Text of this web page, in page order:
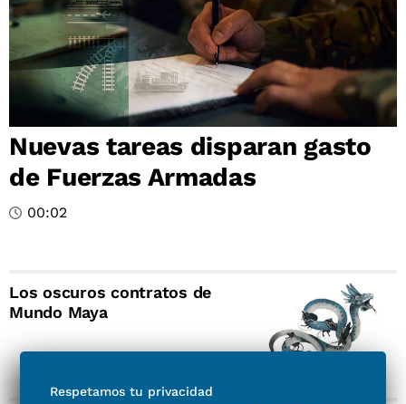
Nuevas tareas disparan gasto
de Fuerzas Armadas
00:02
Los oscuros contratos de
Mundo Maya
Respetamos tu privacidad